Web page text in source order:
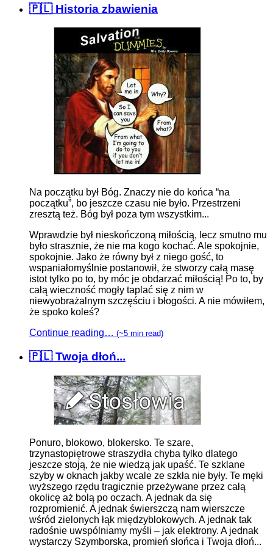
🇵🇱 Historia zbawienia
Na początku był Bóg. Znaczy nie do końca “na
początku”, bo jeszcze czasu nie było. Przestrzeni
zresztą też. Bóg był poza tym wszystkim...
Wprawdzie był nieskończoną miłością, lecz smutno mu
było strasznie, że nie ma kogo kochać. Ale spokojnie,
spokojnie. Jako że równy był z niego gość, to
wspaniałomyślnie postanowił, że stworzy całą masę
istot tylko po to, by móc je obdarzać miłością! Po to, by
całą wieczność mogły taplać się z nim w
niewyobrażalnym szczęściu i błogości. A nie mówiłem,
że spoko koleś?
Continue reading… (~5 min read)
🇵🇱 Twoja dłoń...
Ponuro, blokowo, blokersko. Te szare,
trzynastopiętrowe straszydła chyba tylko dlatego
jeszcze stoją, że nie wiedzą jak upaść. Te szklane
szyby w oknach jakby wcale ze szkła nie były. Te męki
wyższego rzędu tragicznie przeżywane przez całą
okolicę aż bolą po oczach. A jednak da się
rozpromienić. A jednak świerszczą nam wierszcze
wśród zielonych łąk międzyblokowych. A jednak tak
radośnie uwspólniamy myśli – jak elektrony. A jednak
wystarczy Szymborska, promień słońca i Twoja dłoń...